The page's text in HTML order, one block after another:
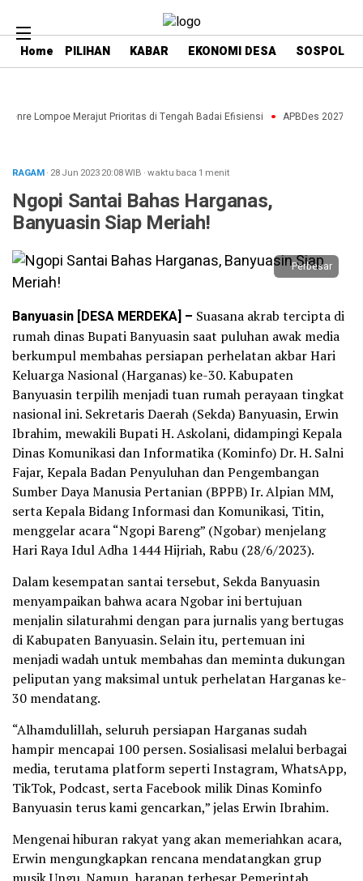
Home PILIHAN KABAR EKONOMI DESA SOSPOL
Lompoe Merajut Prioritas di Tengah Badai Efisiensi APBDes 2027:
RAGAM· 28 Jun 202320:08WIB ·waktu baca 1 menit
Ngopi Santai Bahas Harganas,
Banyuasin Siap Meriah!
Perbesar
Banyuasin [DESA MERDEKA] – Suasana akrab tercipta di
rumah dinas Bupati Banyuasin saat puluhan awak media
berkumpul membahas persiapan perhelatan akbar Hari
Keluarga Nasional (Harganas) ke-30. Kabupaten
Banyuasin terpilih menjadi tuan rumah perayaan tingkat
nasional ini. Sekretaris Daerah (Sekda) Banyuasin, Erwin
Ibrahim, mewakili Bupati H. Askolani, didampingi Kepala
Dinas Komunikasi dan Informatika (Kominfo) Dr. H. Salni
Fajar, Kepala Badan Penyuluhan dan Pengembangan
Sumber Daya Manusia Pertanian (BPPB) Ir. Alpian MM,
serta Kepala Bidang Informasi dan Komunikasi, Titin,
menggelar acara “Ngopi Bareng” (Ngobar) menjelang
Hari Raya Idul Adha 1444 Hijriah, Rabu (28/6/2023).
Dalam kesempatan santai tersebut, Sekda Banyuasin
menyampaikan bahwa acara Ngobar ini bertujuan
menjalin silaturahmi dengan para jurnalis yang bertugas
di Kabupaten Banyuasin. Selain itu, pertemuan ini
menjadi wadah untuk membahas dan meminta dukungan
peliputan yang maksimal untuk perhelatan Harganas ke-
30 mendatang.
“Alhamdulillah, seluruh persiapan Harganas sudah
hampir mencapai 100 persen. Sosialisasi melalui berbagai
media, terutama platform seperti Instagram, WhatsApp,
TikTok, Podcast, serta Facebook milik Dinas Kominfo
Banyuasin terus kami gencarkan,” jelas Erwin Ibrahim.
Mengenai hiburan rakyat yang akan memeriahkan acara,
Erwin mengungkapkan rencana mendatangkan grup